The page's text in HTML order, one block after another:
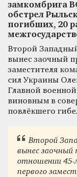
замкомбрига
обстрел
погибших, 20
Второй
вынес заочный
заместителя
сил Украины
Главной
виновным в
повлёкшего
Второй
вынес заочный
отношении
первого